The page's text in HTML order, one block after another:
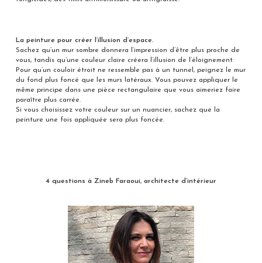
La peinture pour créer l’illusion d’espace.
Sachez qu’un mur sombre donnera l’impression d’être plus proche de
vous, tandis qu’une couleur claire créera l’illusion de l’éloignement.
Pour qu’un couloir étroit ne ressemble pas à un tunnel, peignez le mur
du fond plus foncé que les murs latéraux. Vous pouvez appliquer le
même principe dans une pièce rectangulaire que vous aimeriez faire
paraître plus carrée.
Si vous choisissez votre couleur sur un nuancier, sachez que la
peinture une fois appliquée sera plus foncée.
4 questions à Zineb Faraoui, architecte d’intérieur